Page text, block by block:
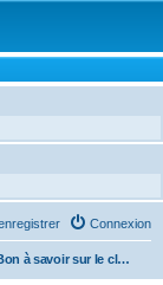
Connexion
Bon à savoir sur le club et photos souvenirs